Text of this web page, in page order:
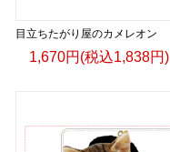
目立ちたがり屋のカメレオン
1,670円(税込1,838円)